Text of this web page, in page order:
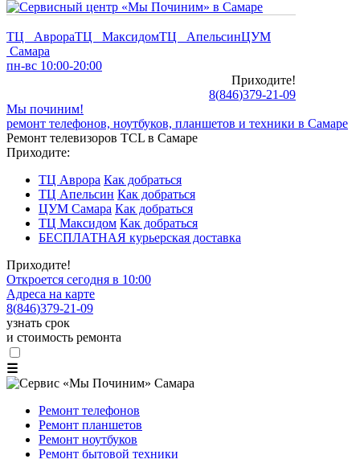
ТЦ АврораТЦ МаксидомТЦ АпельсинЦУМ
Самара
пн-вс 10:00-20:00
Приходите!
8(846)379-21-09
Мы починим!
ремонт телефонов, ноутбуков, планшетов и техники в Самаре
Ремонт телевизоров TCL в Самаре
Приходите:
ТЦ Аврора Как добраться
ТЦ Апельсин Как добраться
ЦУМ Самара Как добраться
ТЦ Максидом Как добраться
БЕСПЛАТНАЯ курьерская доставка
Приходите!
Откроется сегодня в 10:00
Адреса на карте
8(846)379-21-09
узнать срок
и стоимость ремонта
☰
Ремонт телефонов
Ремонт планшетов
Ремонт ноутбуков
Ремонт бытовой техники